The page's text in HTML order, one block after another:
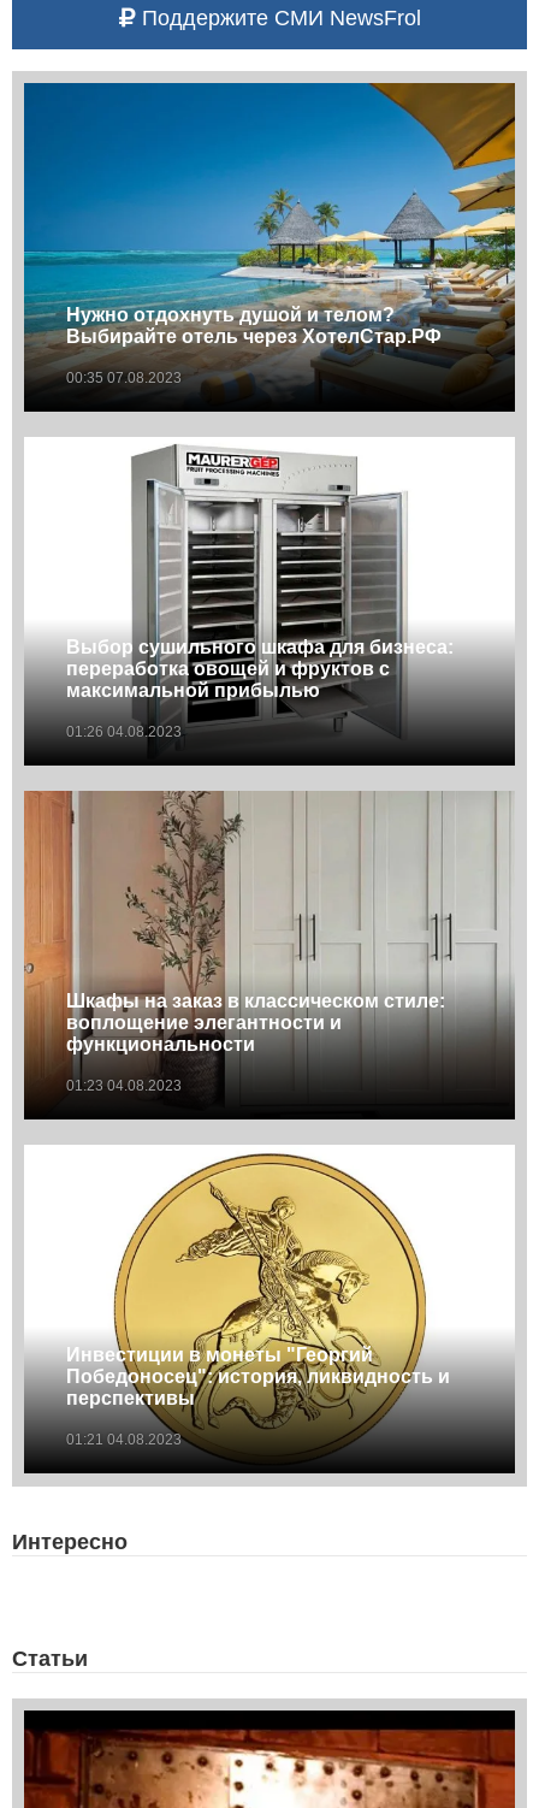
Поддержите СМИ NewsFrol
Нужно отдохнуть душой и телом?
Выбирайте отель через ХотелСтар.РФ
00:35 07.08.2023
Выбор сушильного шкафа для бизнеса:
переработка овощей и фруктов с
максимальной прибылью
01:26 04.08.2023
Шкафы на заказ в классическом стиле:
воплощение элегантности и
функциональности
01:23 04.08.2023
Инвестиции в монеты "Георгий
Победоносец": история, ликвидность и
перспективы
01:21 04.08.2023
Интересно
Статьи